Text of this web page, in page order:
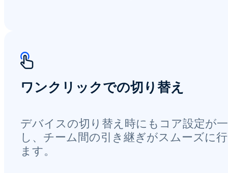
ワンクリックでの切り替え
デバイスの切り替え時にもコア設定が
し、チーム間の引き継ぎがスムーズに
ます。